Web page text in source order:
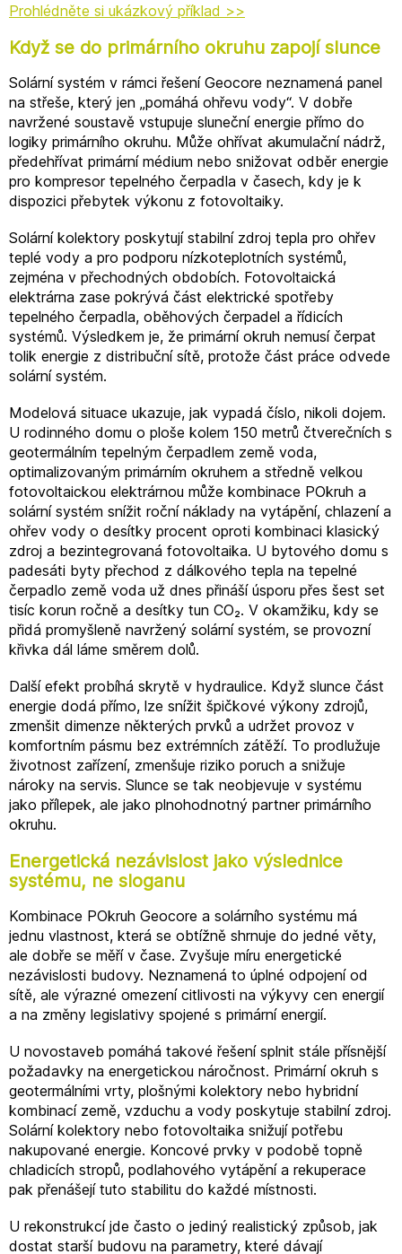
Prohlédněte si ukázkový příklad >>
Když se do primárního okruhu zapojí slunce
Solární systém v rámci řešení Geocore neznamená panel
na střeše, který jen „pomáhá ohřevu vody“. V dobře
navržené soustavě vstupuje sluneční energie přímo do
logiky primárního okruhu. Může ohřívat akumulační nádrž,
předehřívat primární médium nebo snižovat odběr energie
pro kompresor tepelného čerpadla v časech, kdy je k
dispozici přebytek výkonu z fotovoltaiky.
Solární kolektory poskytují stabilní zdroj tepla pro ohřev
teplé vody a pro podporu nízkoteplotních systémů,
zejména v přechodných obdobích. Fotovoltaická
elektrárna zase pokrývá část elektrické spotřeby
tepelného čerpadla, oběhových čerpadel a řídicích
systémů. Výsledkem je, že primární okruh nemusí čerpat
tolik energie z distribuční sítě, protože část práce odvede
solární systém.
Modelová situace ukazuje, jak vypadá číslo, nikoli dojem.
U rodinného domu o ploše kolem 150 metrů čtverečních s
geotermálním tepelným čerpadlem země voda,
optimalizovaným primárním okruhem a středně velkou
fotovoltaickou elektrárnou může kombinace POkruh a
solární systém snížit roční náklady na vytápění, chlazení a
ohřev vody o desítky procent oproti kombinaci klasický
zdroj a bezintegrovaná fotovoltaika. U bytového domu s
padesáti byty přechod z dálkového tepla na tepelné
čerpadlo země voda už dnes přináší úsporu přes šest set
tisíc korun ročně a desítky tun CO₂. V okamžiku, kdy se
přidá promyšleně navržený solární systém, se provozní
křivka dál láme směrem dolů.
Další efekt probíhá skrytě v hydraulice. Když slunce část
energie dodá přímo, lze snížit špičkové výkony zdrojů,
zmenšit dimenze některých prvků a udržet provoz v
komfortním pásmu bez extrémních zátěží. To prodlužuje
životnost zařízení, zmenšuje riziko poruch a snižuje
nároky na servis. Slunce se tak neobjevuje v systému
jako přílepek, ale jako plnohodnotný partner primárního
okruhu.
Energetická nezávislost jako výslednice
systému, ne sloganu
Kombinace POkruh Geocore a solárního systému má
jednu vlastnost, která se obtížně shrnuje do jedné věty,
ale dobře se měří v čase. Zvyšuje míru energetické
nezávislosti budovy. Neznamená to úplné odpojení od
sítě, ale výrazné omezení citlivosti na výkyvy cen energií
a na změny legislativy spojené s primární energií.
U novostaveb pomáhá takové řešení splnit stále přísnější
požadavky na energetickou náročnost. Primární okruh s
geotermálními vrty, plošnými kolektory nebo hybridní
kombinací země, vzduchu a vody poskytuje stabilní zdroj.
Solární kolektory nebo fotovoltaika snižují potřebu
nakupované energie. Koncové prvky v podobě topně
chladicích stropů, podlahového vytápění a rekuperace
pak přenášejí tuto stabilitu do každé místnosti.
U rekonstrukcí jde často o jediný realistický způsob, jak
dostat starší budovu na parametry, které dávají